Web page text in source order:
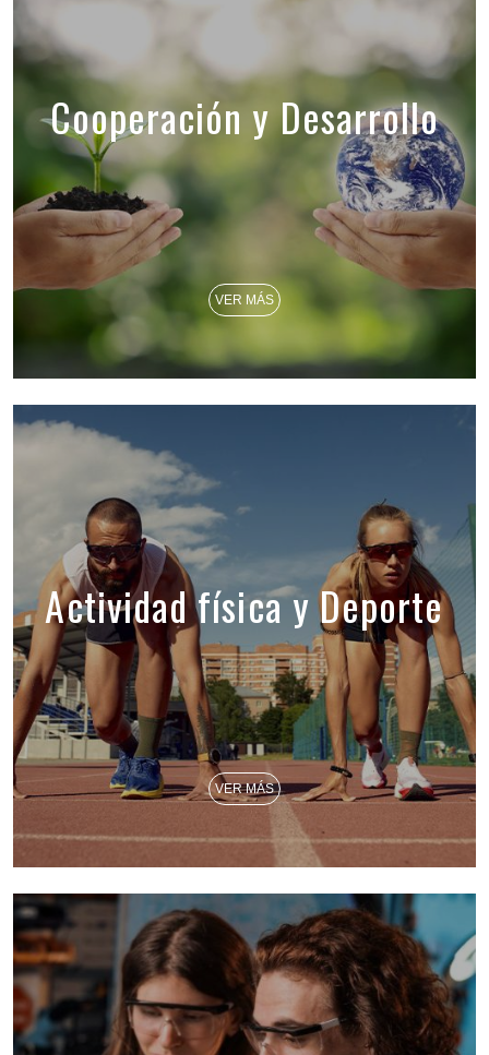
Cooperación y Desarrollo
VER MÁS
Actividad física y Deporte
VER MÁS